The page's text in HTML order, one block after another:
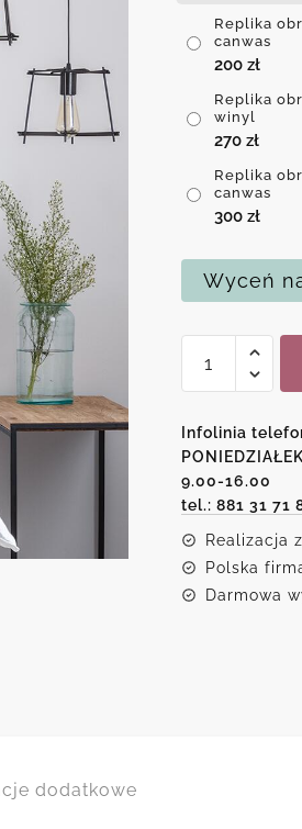
Replika
canwas
200 zł
Replika
winyl
270 zł
Replika
canwas
300 zł
Wyceń
Replika
z
polnymi
kwiatami
Infolinia
9.00-16.00
tel.: 881 31 71
Realizacja
Polska
Darmowa
dodatkowe